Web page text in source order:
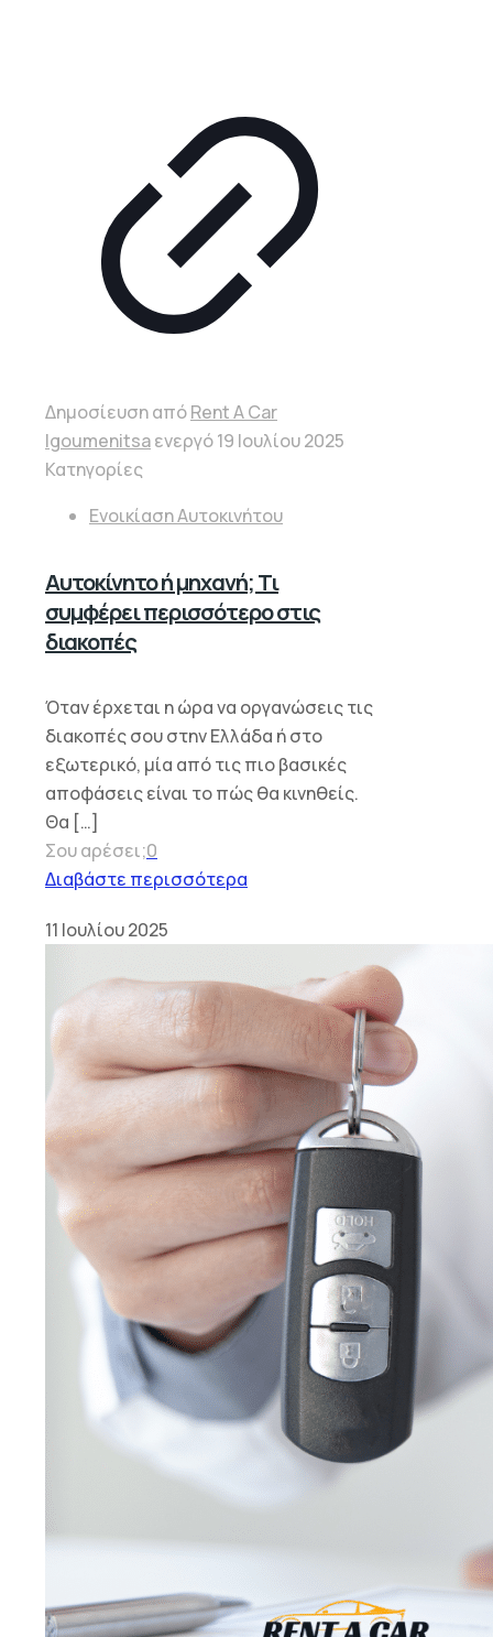
Δημοσίευση απόRent A Car
Igoumenitsaενεργό19 Ιουλίου 2025
Κατηγορίες
Ενοικίαση Αυτοκινήτου
Αυτοκίνητο ή μηχανή; Τι
συμφέρει περισσότερο στις
διακοπές
Όταν έρχεται η ώρα να οργανώσεις τις
διακοπές σου στην Ελλάδα ή στο
εξωτερικό, μία από τις πιο βασικές
αποφάσεις είναι το πώς θα κινηθείς.
Θα […]
Σου αρέσει;0
Διαβάστε περισσότερα
11 Ιουλίου 2025